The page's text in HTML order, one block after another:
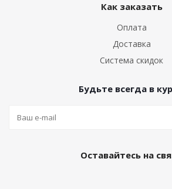
Как заказать
Оплата
Доставка
Система скидок
Будьте всегда в
Оставайтесь на